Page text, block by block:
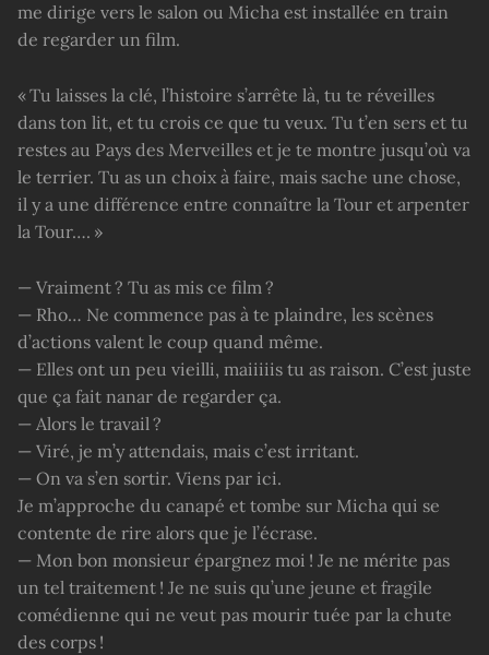
me dirige vers le salon ou Micha est installée en train
de regarder un film.
« Tu laisses la clé, l’histoire s’arrête là, tu te réveilles
dans ton lit, et tu crois ce que tu veux. Tu t’en sers et tu
restes au Pays des Merveilles et je te montre jusqu’où va
le terrier. Tu as un choix à faire, mais sache une chose,
il y a une différence entre connaître la Tour et arpenter
la Tour…. »
— Vraiment ? Tu as mis ce film ?
— Rho… Ne commence pas à te plaindre, les scènes
d’actions valent le coup quand même.
— Elles ont un peu vieilli, maiiiiis tu as raison. C’est juste
que ça fait nanar de regarder ça.
— Alors le travail ?
— Viré, je m’y attendais, mais c’est irritant.
— On va s’en sortir. Viens par ici.
Je m’approche du canapé et tombe sur Micha qui se
contente de rire alors que je l’écrase.
— Mon bon monsieur épargnez moi ! Je ne mérite pas
un tel traitement ! Je ne suis qu’une jeune et fragile
comédienne qui ne veut pas mourir tuée par la chute
des corps !